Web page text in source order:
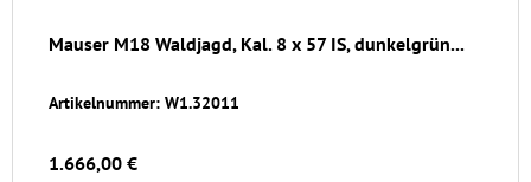
Mauser M18 Waldjagd, Kal. 8 x 57 IS, dunkelgrün...
Artikelnummer: W1.32011
1.666,00 €